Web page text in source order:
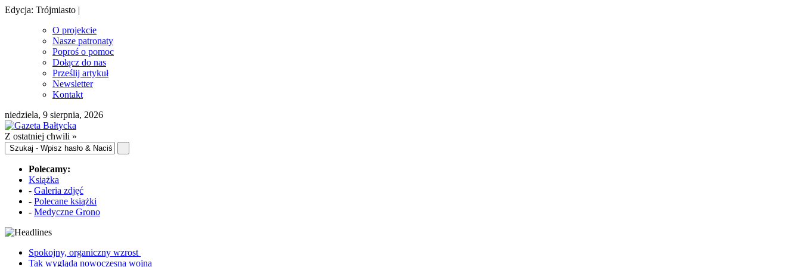
Edycja: Trójmiasto |
O projekcie
Nasze patronaty
Poproś o pomoc
Dołącz do nas
Prześlij artykuł
Newsletter
Kontakt
niedziela, 9 sierpnia, 2026
Z ostatniej chwili »
Polecamy:
Książka
- Galeria zdjęć
- Polecane książki
- Medyczne Grono
Spokojny, organiczny wzrost
Tak wygląda nowoczesna wojna